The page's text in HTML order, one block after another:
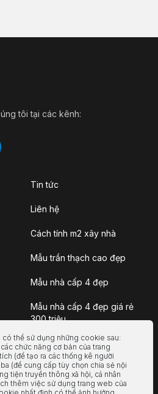
tôi tại các kênh:
Tin tức
Liên hệ
Cách tính m2 xây nhà
Mẫu trần thạch cao đẹp
Mẫu nhà cấp 4 đẹp
Mẫu nhà cấp 4 đẹp giá rẻ
300 triệu
Nhà vườn
Nhà container
Nhà tiền chế
thể sử dụng những cookie sau:
chức năng cơ bản của trang
(để tạo ra các thống kê người
(để cung cấp tùy chọn chia sẻ nội
tiện truyền thông xã hội, cá nhân
thêm việc sử dụng trang web của